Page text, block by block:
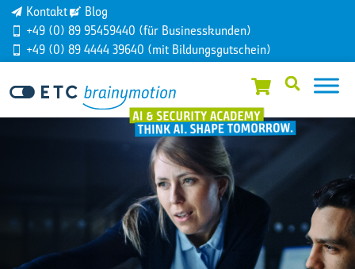
Kontakt
Blog
+49 (0) 89 95459440 (für Businesskunden)
+49 (0) 89 4444 39640 (mit Bildungsgutschein)